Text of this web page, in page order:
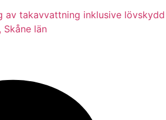
av takavvattning inklusive lövskydd
län